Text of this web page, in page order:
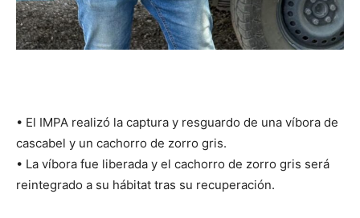
• El IMPA realizó la captura y resguardo de una víbora de
cascabel y un cachorro de zorro gris.
• ⁠La víbora fue liberada y el cachorro de zorro gris será
reintegrado a su hábitat tras su recuperación.